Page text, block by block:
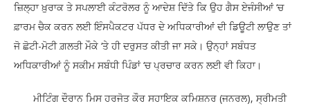
ਜ਼ਿਲ੍ਹਾ ਖ਼ੁਰਾਕ ਤੇ ਸਪਲਾਈ ਕੰਟਰੋਲਰ ਨੂੰ ਆਦੇਸ਼ ਦਿੱਤੇ ਕਿ ਉਹ ਗੈਸ ਏਜੰਸੀਆਂ ‘ਚ
ਫ਼ਾਰਮ ਚੈਕ ਕਰਨ ਲਈ ਇੰਸਪੈਕਟਰ ਪੱਧਰ ਦੇ ਅਧਿਕਾਰੀਆਂ ਦੀ ਡਿਊਟੀ ਲਾਉਣ ਤਾਂ
ਜੋ ਛੋਟੀ-ਮੋਟੀ ਗ਼ਲਤੀ ਮੌਕੇ ‘ਤੇ ਹੀ ਦਰੁਸਤ ਕੀਤੀ ਜਾ ਸਕੇ। ਉਨ੍ਹਾਂ ਸਬੰਧਤ
ਅਧਿਕਾਰੀਆਂ ਨੂੰ ਸਕੀਮ ਸਬੰਧੀ ਪਿੰਡਾਂ ‘ਚ ਪ੍ਰਚਾਰ ਕਰਨ ਲਈ ਵੀ ਕਿਹਾ।
ਮੀਟਿੰਗ ਦੌਰਾਨ ਮਿਸ ਹਰਜੋਤ ਕੌਰ ਸਹਾਇਕ ਕਮਿਸ਼ਨਰ (ਜਨਰਲ), ਸ੍ਰੀਮਤੀ